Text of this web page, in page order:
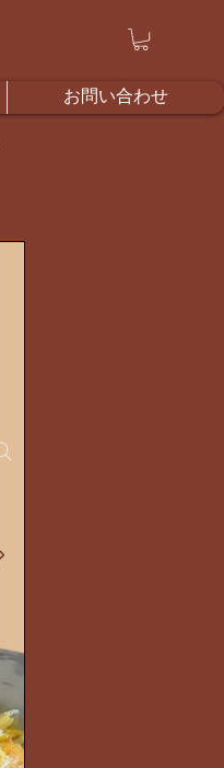
お問い合わせ